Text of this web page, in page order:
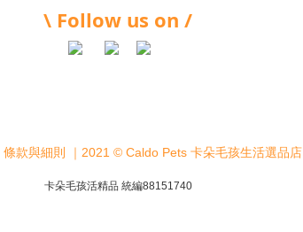
\ Follow us on /
條款與細則 ｜2021 © Caldo Pets 卡朵毛孩生活選品店
卡朵毛孩活精品 統編88151740